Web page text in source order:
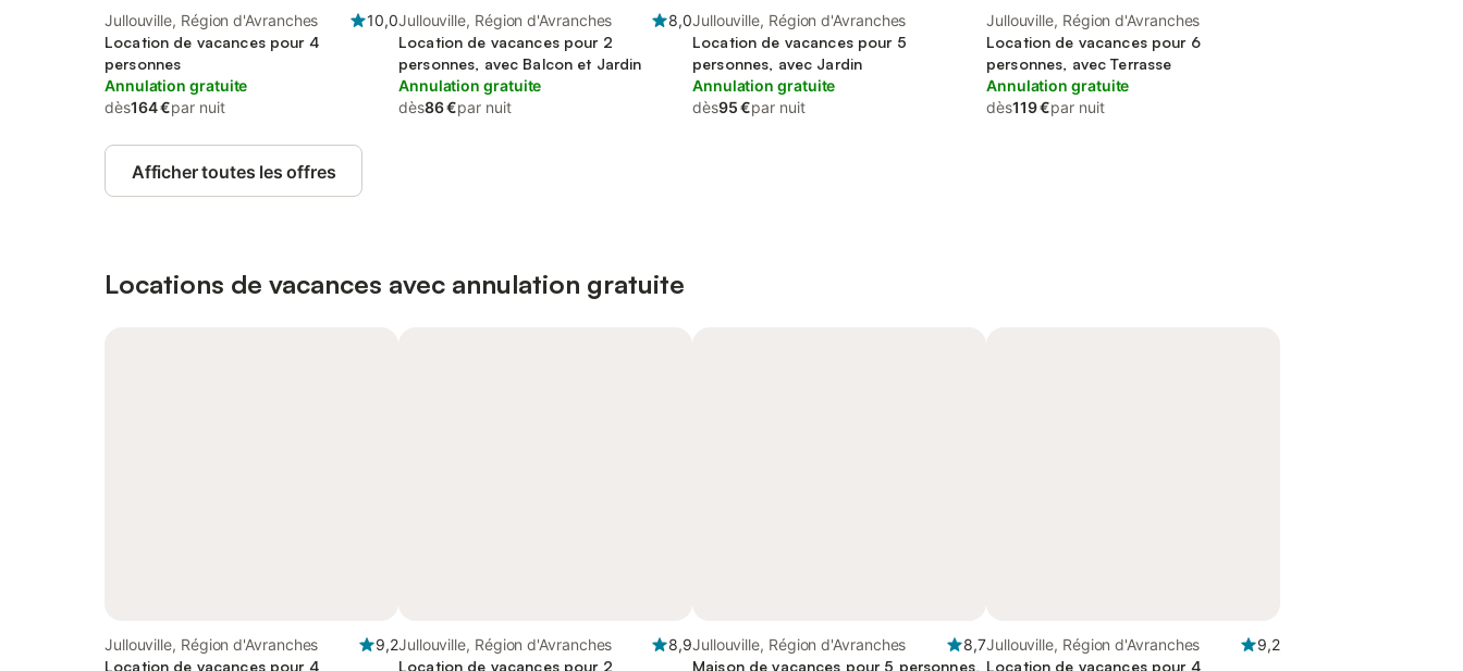
Jullouville, Région d'Avranches
10,0
Location de vacances pour 4
personnes
Annulation gratuite
dès164 €par nuit
Jullouville, Région d'Avranches
8,0
Location de vacances pour 2
personnes, avec Balcon et Jardin
Annulation gratuite
dès86 €par nuit
Jullouville, Région d'Avranches
Location de vacances pour 5
personnes, avec Jardin
Annulation gratuite
dès95 €par nuit
Jullouville, Région d'Avranches
Location de vacances pour 6
personnes, avec Terrasse
Annulation gratuite
dès119 €par nuit
Afficher toutes les offres
Locations de vacances avec annulation gratuite
Jullouville, Région d'Avranches
9,2
Location de vacances pour 4
Jullouville, Région d'Avranches
8,9
Location de vacances pour 2
Jullouville, Région d'Avranches
8,7
Maison de vacances pour 5 personnes,
Jullouville, Région d'Avranches
9,2
Location de vacances pour 4